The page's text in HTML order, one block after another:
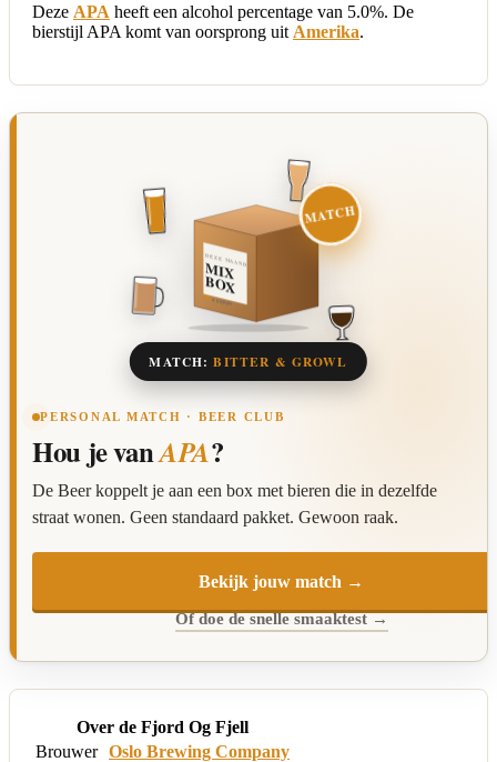
Deze APA heeft een alcohol percentage van 5.0%. De
bierstijl APA komt van oorsprong uit Amerika.
PERSONAL MATCH · BEER CLUB
Hou je vanAPA?
De Beer koppelt je aan een box met bieren die in dezelfde
straat wonen. Geen standaard pakket. Gewoon raak.
Bekijk jouw match →
Of doe de snelle smaaktest →
DEZE MAAND
MIX
BOX
8 BIEREN
MATCH
MATCH:BITTER & GROWL
Over de Fjord Og Fjell
Brouwer Oslo Brewing Company